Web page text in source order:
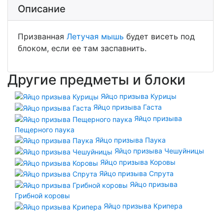
Описание
Призванная Летучая мышь будет висеть под
блоком, если ее там заспавнить.
Другие предметы и блоки
Яйцо призыва Курицы
Яйцо призыва Гаста
Яйцо призыва
Пещерного паука
Яйцо призыва Паука
Яйцо призыва Чешуйницы
Яйцо призыва Коровы
Яйцо призыва Спрута
Яйцо призыва
Грибной коровы
Яйцо призыва Крипера